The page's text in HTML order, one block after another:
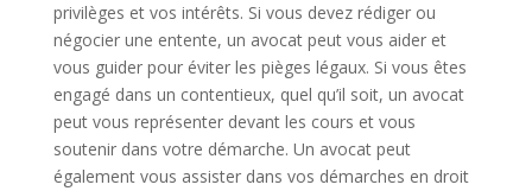
privilèges et vos intérêts. Si vous devez rédiger ou
négocier une entente, un avocat peut vous aider et
vous guider pour éviter les pièges légaux. Si vous êtes
engagé dans un contentieux, quel qu’il soit, un avocat
peut vous représenter devant les cours et vous
soutenir dans votre démarche. Un avocat peut
également vous assister dans vos démarches en droit